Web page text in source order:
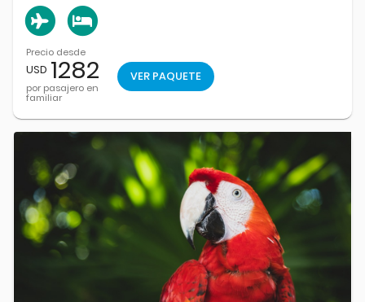
Precio desde
USD 1282
por pasajero en
familiar
VER PAQUETE